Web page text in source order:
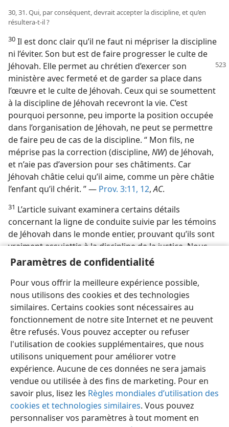
Paramètres de confidentialité
Pour vous offrir la meilleure expérience possible,
nous utilisons des cookies et des technologies
similaires. Certains cookies sont nécessaires au
fonctionnement de notre site Internet et ne peuvent
être refusés. Vous pouvez accepter ou refuser
l'utilisation de cookies supplémentaires, que nous
utilisons uniquement pour améliorer votre
expérience. Aucune de ces données ne sera jamais
vendue ou utilisée à des fins de marketing. Pour en
savoir plus, lisez les Règles mondiales d’utilisation des
cookies et technologies similaires. Vous pouvez
personnaliser vos paramètres à tout moment en
30, 31. Qui, par conséquent, devrait accepter la discipline, et qu’en
résultera-​t-​il ?
30 Il est donc clair qu’il ne faut ni mépriser la discipline
ni l’éviter. Son but est de faire progresser le culte de
Jéhovah. Elle permet au chrétien d’exercer son
ministère avec fermeté et de garder sa place dans
l’œuvre et le culte de Jéhovah. Ceux qui se soumettent
à la discipline de Jéhovah recevront la vie. C’est
pourquoi personne, peu importe la position occupée
dans l’organisation de Jéhovah, ne peut se permettre
de faire peu de cas de la discipline. “ Mon fils, ne
méprise pas la correction (discipline, NW) de Jéhovah,
et n’aie pas d’aversion pour ses châtiments. Car
Jéhovah châtie celui qu’il aime, comme un père châtie
l’enfant qu’il chérit. ” — Prov. 3:11, 12,AC.
31 L’article suivant examinera certains détails
concernant la ligne de conduite suivie par les témoins
de Jéhovah dans le monde entier, prouvant qu’ils sont
vraiment assujettis à la discipline de la justice. Nous
sommes persuadés que cette étude intéressera tous
discipline.
Français Partager Préférences
Copyright © 2026 Watch Tower Bible and Tract Society of Pennsylvania
Conditions d’utilisation
Règles de confidentialité
Paramètres de confidentialité
JW.ORG Se connecter